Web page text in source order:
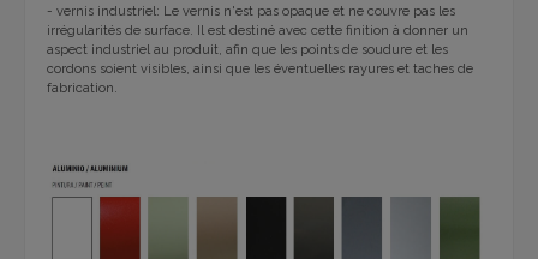
- vernis industriel: Le vernis n'est pas opaque et ne couvre pas les
irrégularités de surface. Il est destiné avec cette finition à donner un
aspect industriel au produit, afin que les points de soudure et les
cordons soient visibles, ainsi que les éventuelles rayures et taches de
fabrication.